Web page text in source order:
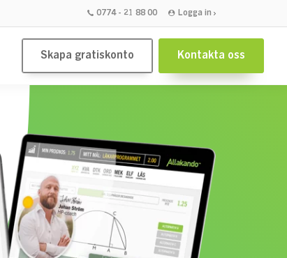
0774 - 21 88 00 Logga in
Skapa gratiskonto Kontakta oss